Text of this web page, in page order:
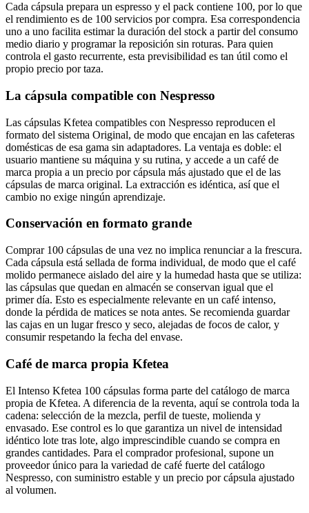
Cada cápsula prepara un espresso y el pack contiene 100, por lo que
el rendimiento es de 100 servicios por compra. Esa correspondencia
uno a uno facilita estimar la duración del stock a partir del consumo
medio diario y programar la reposición sin roturas. Para quien
controla el gasto recurrente, esta previsibilidad es tan útil como el
propio precio por taza.
La cápsula compatible con Nespresso
Las cápsulas Kfetea compatibles con Nespresso reproducen el
formato del sistema Original, de modo que encajan en las cafeteras
domésticas de esa gama sin adaptadores. La ventaja es doble: el
usuario mantiene su máquina y su rutina, y accede a un café de
marca propia a un precio por cápsula más ajustado que el de las
cápsulas de marca original. La extracción es idéntica, así que el
cambio no exige ningún aprendizaje.
Conservación en formato grande
Comprar 100 cápsulas de una vez no implica renunciar a la frescura.
Cada cápsula está sellada de forma individual, de modo que el café
molido permanece aislado del aire y la humedad hasta que se utiliza:
las cápsulas que quedan en almacén se conservan igual que el
primer día. Esto es especialmente relevante en un café intenso,
donde la pérdida de matices se nota antes. Se recomienda guardar
las cajas en un lugar fresco y seco, alejadas de focos de calor, y
consumir respetando la fecha del envase.
Café de marca propia Kfetea
El Intenso Kfetea 100 cápsulas forma parte del catálogo de marca
propia de Kfetea. A diferencia de la reventa, aquí se controla toda la
cadena: selección de la mezcla, perfil de tueste, molienda y
envasado. Ese control es lo que garantiza un nivel de intensidad
idéntico lote tras lote, algo imprescindible cuando se compra en
grandes cantidades. Para el comprador profesional, supone un
proveedor único para la variedad de café fuerte del catálogo
Nespresso, con suministro estable y un precio por cápsula ajustado
al volumen.